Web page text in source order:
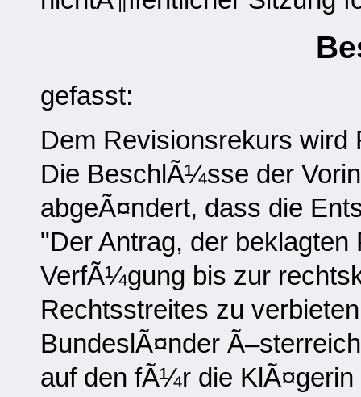
gefasst:
Dem Revisionsrekurs wird
Die BeschlÃ¼sse der
abgeÃ¤ndert, dass die
"Der Antrag, der
VerfÃ¼gung bis zur
Rechtsstreites zu
BundeslÃ¤nder
auf den fÃ¼r die